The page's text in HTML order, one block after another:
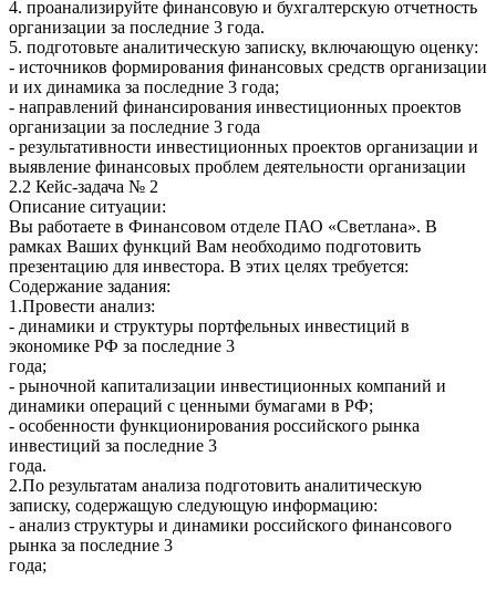
4. проанализируйте финансовую и бухгалтерскую отчетность
организации за последние 3 года.
5. подготовьте аналитическую записку, включающую оценку:
- источников формирования финансовых средств организации
и их динамика за последние 3 года;
- направлений финансирования инвестиционных проектов
организации за последние 3 года
- результативности инвестиционных проектов организации и
выявление финансовых проблем деятельности организации
2.2 Кейс-задача № 2
Описание ситуации:
Вы работаете в Финансовом отделе ПАО «Светлана». В
рамках Ваших функций Вам необходимо подготовить
презентацию для инвестора. В этих целях требуется:
Содержание задания:
1.Провести анализ:
- динамики и структуры портфельных инвестиций в
экономике РФ за последние 3
года;
- рыночной капитализации инвестиционных компаний и
динамики операций с ценными бумагами в РФ;
- особенности функционирования российского рынка
инвестиций за последние 3
года.
2.По результатам анализа подготовить аналитическую
записку, содержащую следующую информацию:
- анализ структуры и динамики российского финансового
рынка за последние 3
года;